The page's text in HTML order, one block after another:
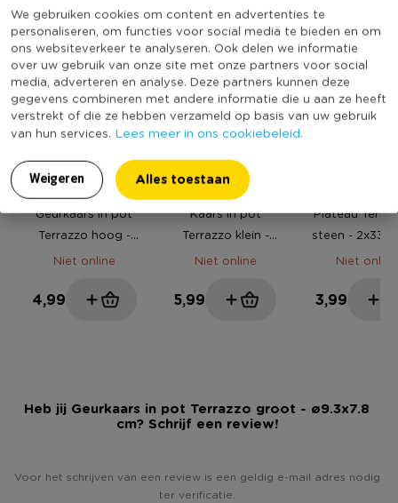
We gebruiken cookies om content en advertenties te
personaliseren, om functies voor social media te bieden en om
ons websiteverkeer te analyseren. Ook delen we informatie
over uw gebruik van onze site met onze partners voor social
media, adverteren en analyse. Deze partners kunnen deze
gegevens combineren met andere informatie die u aan ze heeft
verstrekt of die ze hebben verzameld op basis van uw gebruik
van hun services. Lees meer in ons cookiebeleid.
Weigeren Alles toestaan
MEER UIT DEZE SERIE
Geurkaars in pot
Terrazzo hoog -
ø8.5x10.5 cm
Niet online
4,99
Kaars in pot
Terrazzo klein -
ø13x5.5 cm
Niet online
5,99
Plateau
steen -
cm
Niet online
3,99
Heb jij Geurkaars in pot Terrazzo groot - ø9.3x7.8
cm? Schrijf een review!
Voor het schrijven van een review is een geldig e-mail adres nodig
ter verificatie.